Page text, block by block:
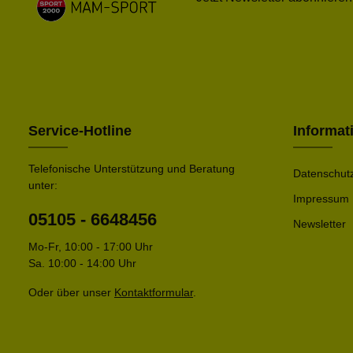
Service-Hotline
Telefonische Unterstützung und Beratung
unter:
05105 - 6648456
Mo-Fr, 10:00 - 17:00 Uhr
Sa. 10:00 - 14:00 Uhr
Oder über unser Kontaktformular.
Impressum
Newsletter